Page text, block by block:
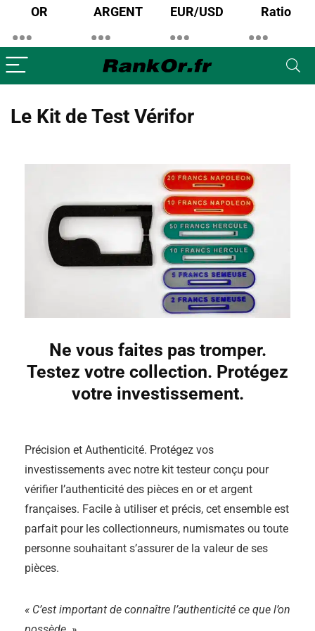
OR ARGENT EUR/USD Ratio
Le Kit de Test Vérifor
Ne vous faites pas tromper.
Testez votre collection. Protégez
votre investissement.
Précision et Authenticité. Protégez vos
investissements avec notre kit testeur conçu pour
vérifier l’authenticité des pièces en or et argent
françaises. Facile à utiliser et précis, cet ensemble est
parfait pour les collectionneurs, numismates ou toute
personne souhaitant s’assurer de la valeur de ses
pièces.
« C’est important de connaître l’authenticité ce que l’on